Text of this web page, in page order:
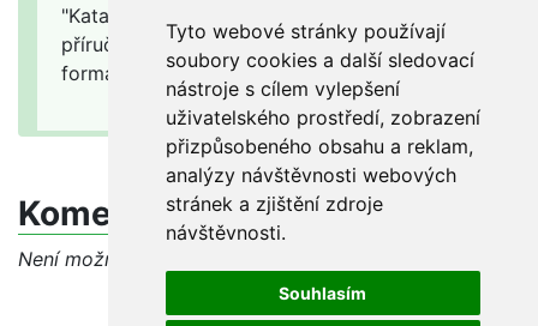
Tyto webové stránky používají
soubory cookies a další sledovací
nástroje s cílem vylepšení
uživatelského prostředí, zobrazení
přizpůsobeného obsahu a reklam,
analýzy návštěvnosti webových
stránek a zjištění zdroje
návštěvnosti.
Souhlasím
"Katalogizace zvukových dokumentů :
příručka pro katalogizátora s příklady ve
formátu MARC 21" jsou platné.
Komentáře
Není možné vkládat komentáře, diskuze byla uzavřena